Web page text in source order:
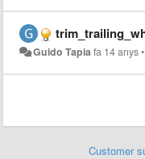
Guido Tapiafa 14 anys
Customer